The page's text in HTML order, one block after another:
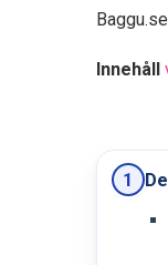
Innehåll
1